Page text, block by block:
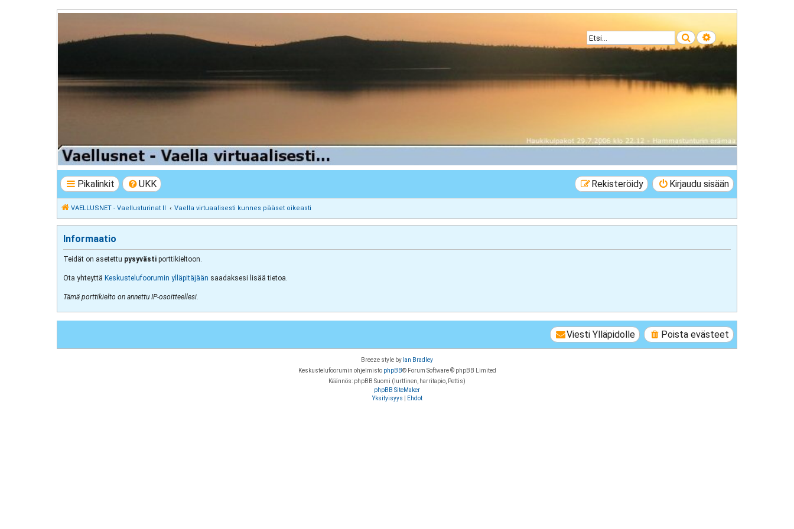
Etsi Tarkennettu haku
VAELLUSNET - Vaellusturinat II
Keskustelua vaeltamisesta ja Lapista
Pikalinkit UKK Kirjaudu sisään
Rekisteröidy
VAELLUSNET - Vaellusturinat II Vaella virtuaalisesti kunnes pääset oikeasti
Informaatio
Teidät on asetettu pysyvästi porttikieltoon.
Ota yhteyttä Keskustelufoorumin ylläpitäjään saadaksesi lisää tietoa.
Tämä porttikielto on annettu IP-osoitteellesi.
Poista evästeet
Viesti Ylläpidolle
Breeze style by Ian Bradley
Keskustelufoorumin ohjelmisto phpBB® Forum Software © phpBB Limited
Käännös: phpBB Suomi (lurttinen, harritapio, Pettis)
phpBB SiteMaker
Yksityisyys
Ehdot